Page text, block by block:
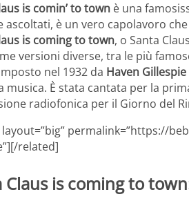
is comin’ to town è una
ascoltati, è un vero capolavoro
is coming to town, o Santa
versioni diverse, tra le più
nel 1932 da Haven Gillespie
musica. È stata cantata per la
radiofonica per il Giorno del
permalink=”https://
related]
Claus is coming to